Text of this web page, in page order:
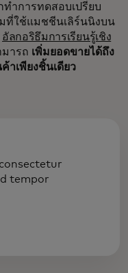
ำการทดสอบเปรียบ
ที่ใช้แมชชีนเลิร์นนิงบน
อัลกอริธึมการเรียนรู้เชิง
ารถ เพิ่มยอดขายได้ถึง
าเพียงชิ้นเดียว
tempor